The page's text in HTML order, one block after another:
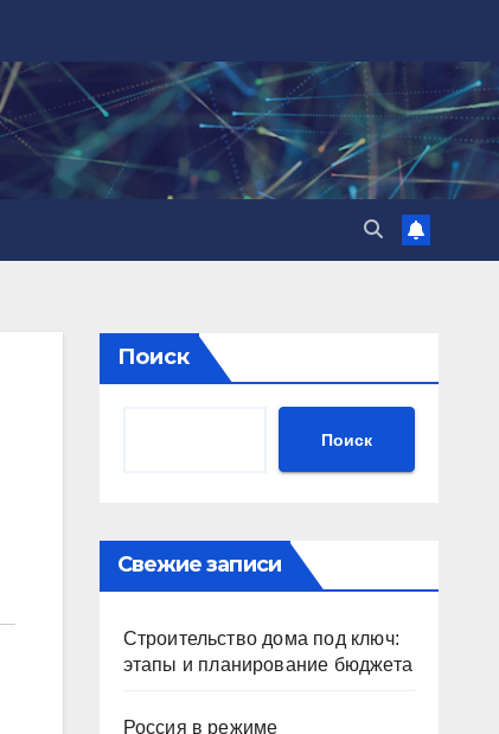
Поиск
Поиск
Свежие записи
Строительство дома под ключ:
этапы и планирование бюджета
Россия в режиме